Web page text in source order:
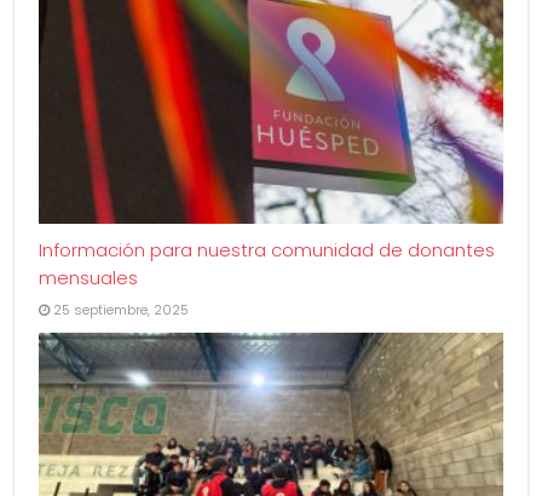
Información para nuestra comunidad de donantes
mensuales
25 septiembre, 2025